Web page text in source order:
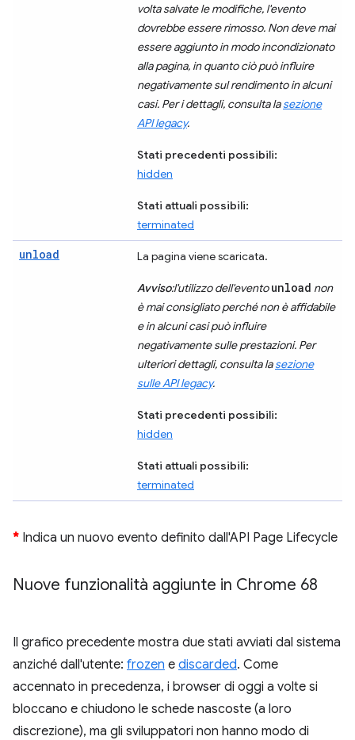
volta salvate le modifiche, l'evento
dovrebbe essere rimosso. Non deve mai
essere aggiunto in modo incondizionato
alla pagina, in quanto ciò può influire
negativamente sul rendimento in alcuni
casi. Per i dettagli, consulta lasezione
API legacy.
Stati precedenti possibili:
hidden
Stati attuali possibili:
terminated
unload La pagina viene scaricata.
Avviso:l'utilizzo dell'eventounload non
è mai consigliato perché non è affidabile
e in alcuni casi può influire
negativamente sulle prestazioni. Per
ulteriori dettagli, consulta lasezione
sulle API legacy.
Stati precedenti possibili:
hidden
Stati attuali possibili:
terminated
* Indica un nuovo evento definito dall'API Page Lifecycle
Nuove funzionalità aggiunte in Chrome 68
Il grafico precedente mostra due stati avviati dal sistema
anziché dall'utente: frozen e discarded. Come
accennato in precedenza, i browser di oggi a volte si
bloccano e chiudono le schede nascoste (a loro
discrezione), ma gli sviluppatori non hanno modo di